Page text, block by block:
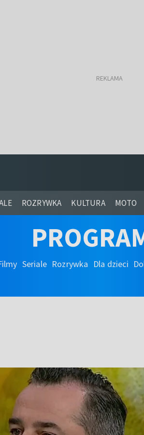
ROZRYWKA KULTURA MOTO
Seriale Rozrywka Dla dzieci